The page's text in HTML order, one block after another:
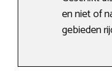
en niet of
gebieden